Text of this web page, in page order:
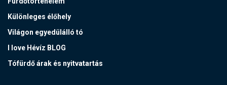
Különleges élőhely
Világon egyedülálló tó
I love Hévíz BLOG
Tófürdő árak és nyitvatartás